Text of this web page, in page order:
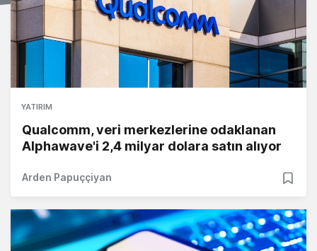
YATIRIM
Qualcomm, veri merkezlerine odaklanan
Alphawave'i 2,4 milyar dolara satın alıyor
Arden Papuççiyan